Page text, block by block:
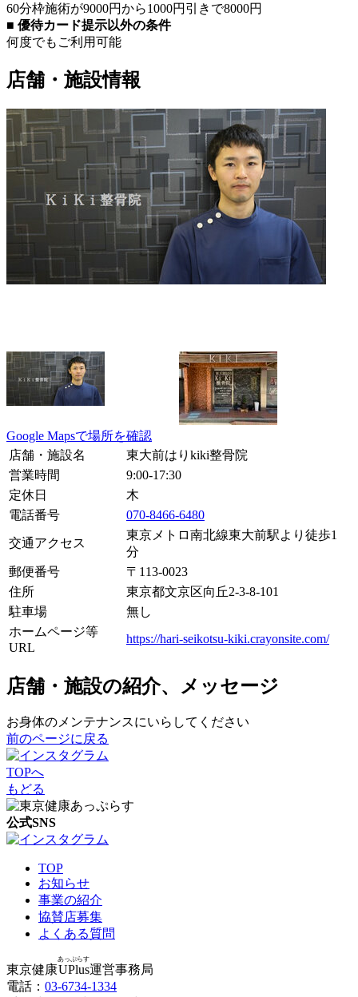
60分枠施術が9000円から1000円引きで8000円
■ 優待カード提示以外の条件
何度でもご利用可能
店舗・施設情報
Google Mapsで場所を確認
店舗・施設名
東大前はりkiki整骨院
営業時間
9:00-17:30
定休日
木
電話番号
070-8466-6480
交通アクセス
東京メトロ南北線東大前駅より徒歩1
分
郵便番号
〒 113-0023
住所
東京都文京区向丘2-3-8-101
駐車場
無し
ホームページ等
URL
https://hari-seikotsu-kiki.crayonsite.com/
店舗・施設の紹介、メッセージ
お身体のメンテナンスにいらしてください
前のページに戻る
TOPへ
もどる
公式SNS
TOP
お知らせ
事業の紹介
協賛店募集
よくある質問
東京健康UPlus
あっぷらす
運営事務局
電話： 03-6734-1334